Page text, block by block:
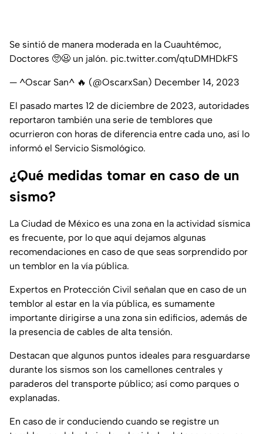
Se sintió de manera moderada en la Cuauhtémoc,
Doctores 🥺😦 un jalón. pic.twitter.com/qtuDMHDkFS
— ^Oscar San^ 🔥 (@OscarxSan) December 14, 2023
El pasado martes 12 de diciembre de 2023, autoridades
reportaron también una serie de temblores que
ocurrieron con horas de diferencia entre cada uno, así lo
informó el Servicio Sismológico.
¿Qué medidas tomar en caso de un
sismo?
La Ciudad de México es una zona en la actividad sísmica
es frecuente, por lo que aquí dejamos algunas
recomendaciones en caso de que seas sorprendido por
un temblor en la vía pública.
Expertos en Protección Civil señalan que en caso de un
temblor al estar en la vía pública, es sumamente
importante dirigirse a una zona sin edificios, además de
la presencia de cables de alta tensión.
Destacan que algunos puntos ideales para resguardarse
durante los sismos son los camellones centrales y
paraderos del transporte público; así como parques o
explanadas.
En caso de ir conduciendo cuando se registre un